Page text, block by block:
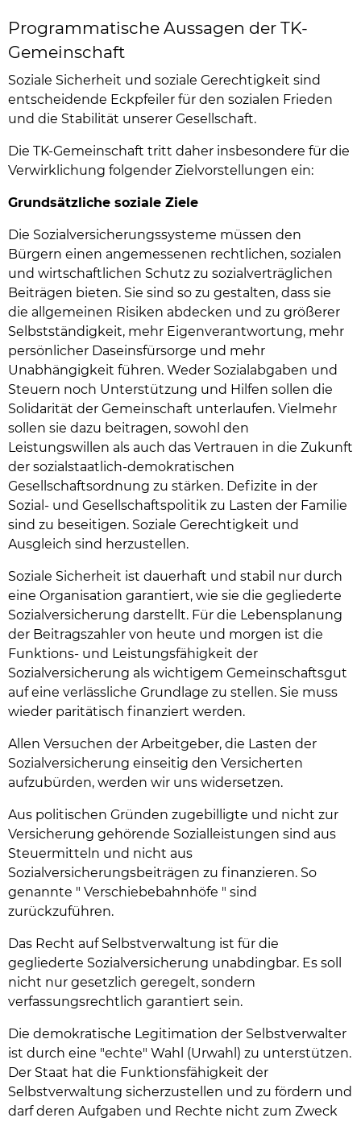
Programmatische Aussagen der TK-
Gemeinschaft
Soziale Sicherheit und soziale Gerechtigkeit sind
entscheidende Eckpfeiler für den sozialen Frieden
und die Stabilität unserer Gesellschaft.
Die TK-Gemeinschaft tritt daher insbesondere für die
Verwirklichung folgender Zielvorstellungen ein:
Grundsätzliche soziale Ziele
Die Sozialversicherungssysteme müssen den
Bürgern einen angemessenen rechtlichen, sozialen
und wirtschaftlichen Schutz zu sozialverträglichen
Beiträgen bieten. Sie sind so zu gestalten, dass sie
die allgemeinen Risiken abdecken und zu größerer
Selbstständigkeit, mehr Eigenverantwortung, mehr
persönlicher Daseinsfürsorge und mehr
Unabhängigkeit führen. Weder Sozialabgaben und
Steuern noch Unterstützung und Hilfen sollen die
Solidarität der Gemeinschaft unterlaufen. Vielmehr
sollen sie dazu beitragen, sowohl den
Leistungswillen als auch das Vertrauen in die Zukunft
der sozialstaatlich-demokratischen
Gesellschaftsordnung zu stärken. Defizite in der
Sozial- und Gesellschaftspolitik zu Lasten der Familie
sind zu beseitigen. Soziale Gerechtigkeit und
Ausgleich sind herzustellen.
Soziale Sicherheit ist dauerhaft und stabil nur durch
eine Organisation garantiert, wie sie die gegliederte
Sozialversicherung darstellt. Für die Lebensplanung
der Beitragszahler von heute und morgen ist die
Funktions- und Leistungsfähigkeit der
Sozialversicherung als wichtigem Gemeinschaftsgut
auf eine verlässliche Grundlage zu stellen. Sie muss
wieder paritätisch finanziert werden.
Allen Versuchen der Arbeitgeber, die Lasten der
Sozialversicherung einseitig den Versicherten
aufzubürden, werden wir uns widersetzen.
Aus politischen Gründen zugebilligte und nicht zur
Versicherung gehörende Sozialleistungen sind aus
Steuermitteln und nicht aus
Sozialversicherungsbeiträgen zu finanzieren. So
genannte " Verschiebebahnhöfe " sind
zurückzuführen.
Das Recht auf Selbstverwaltung ist für die
gegliederte Sozialversicherung unabdingbar. Es soll
nicht nur gesetzlich geregelt, sondern
verfassungsrechtlich garantiert sein.
Die demokratische Legitimation der Selbstverwalter
ist durch eine "echte" Wahl (Urwahl) zu unterstützen.
Der Staat hat die Funktionsfähigkeit der
Selbstverwaltung sicherzustellen und zu fördern und
darf deren Aufgaben und Rechte nicht zum Zweck